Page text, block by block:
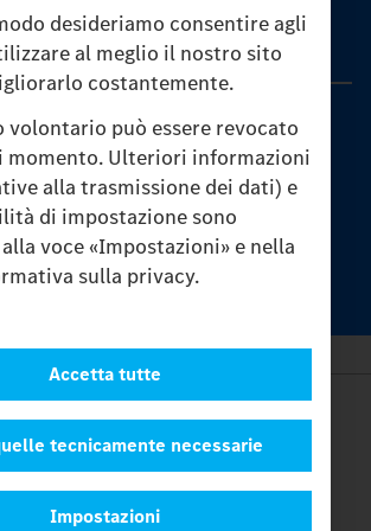
desideriamo consentire agli
al meglio il nostro sito
costantemente.
volontario può essere revocato
momento. Ulteriori informazioni
alla trasmissione dei dati) e
di impostazione sono
voce «Impostazioni» e nella
sulla privacy.
Impostazioni
tecnicamente necessarie
Accetta tutte
Provider
Legal Notice
Contatto
Cookies
Protezione dati